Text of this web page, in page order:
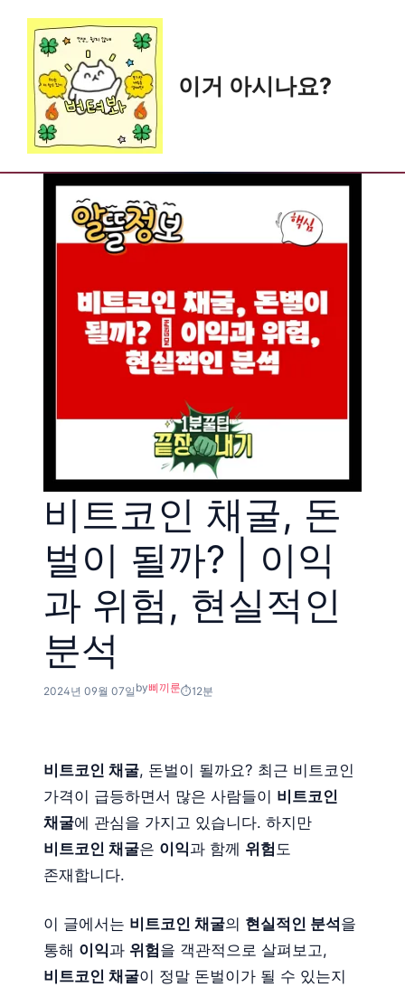
content
이거 아시나요?
비트코인 채굴, 돈
벌이 될까? | 이익
과 위험, 현실적인
분석
2024년 09월 07일 by삐끼룬 12분
비트코인 채굴, 돈벌이 될까요? 최근 비트코인
가격이 급등하면서 많은 사람들이 비트코인
채굴에 관심을 가지고 있습니다. 하지만
비트코인 채굴은 이익과 함께 위험도
존재합니다.
이 글에서는 비트코인 채굴의 현실적인 분석을
통해 이익과 위험을 객관적으로 살펴보고,
비트코인 채굴이 정말 돈벌이가 될 수 있는지